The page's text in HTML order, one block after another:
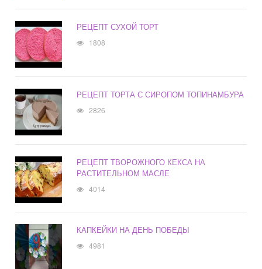
РЕЦЕПТ СУХОЙ ТОРТ
1808
РЕЦЕПТ ТОРТА С СИРОПОМ ТОПИНАМБУРА
2826
РЕЦЕПТ ТВОРОЖНОГО КЕКСА НА
РАСТИТЕЛЬНОМ МАСЛЕ
4014
КАПКЕЙКИ НА ДЕНЬ ПОБЕДЫ
4981